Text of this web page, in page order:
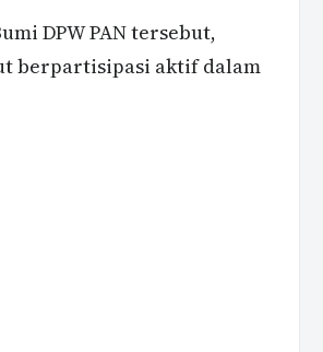
DPW PAN tersebut,
berpartisipasi aktif dalam